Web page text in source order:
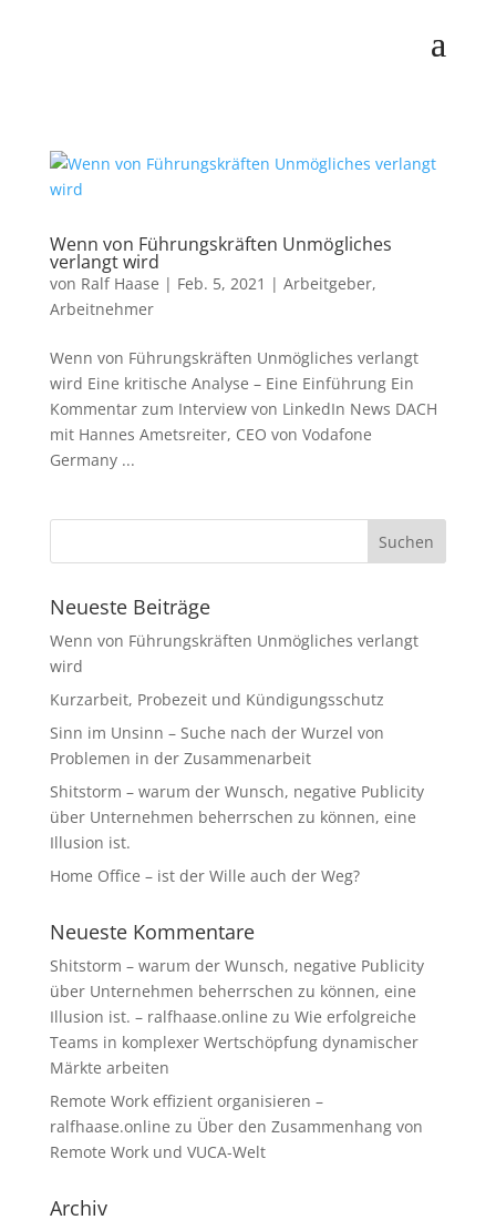
Wenn von Führungskräften Unmögliches
verlangt wird
von Ralf Haase | Feb. 5, 2021 | Arbeitgeber,
Arbeitnehmer
Wenn von Führungskräften Unmögliches verlangt
wird Eine kritische Analyse – Eine Einführung Ein
Kommentar zum Interview von LinkedIn News DACH
mit Hannes Ametsreiter, CEO von Vodafone
Germany ...
Neueste Beiträge
Wenn von Führungskräften Unmögliches verlangt
wird
Kurzarbeit, Probezeit und Kündigungsschutz
Sinn im Unsinn – Suche nach der Wurzel von
Problemen in der Zusammenarbeit
Shitstorm – warum der Wunsch, negative Publicity
über Unternehmen beherrschen zu können, eine
Illusion ist.
Home Office – ist der Wille auch der Weg?
Neueste Kommentare
Shitstorm – warum der Wunsch, negative Publicity
über Unternehmen beherrschen zu können, eine
Illusion ist. – ralfhaase.online zu Wie erfolgreiche
Teams in komplexer Wertschöpfung dynamischer
Märkte arbeiten
Remote Work effizient organisieren –
ralfhaase.online zu Über den Zusammenhang von
Remote Work und VUCA-Welt
Archiv